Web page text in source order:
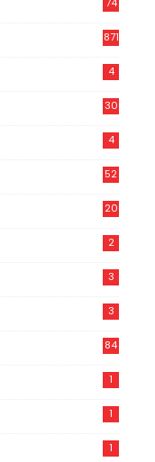
871
4
30
4
52
20
2
3
3
84
1
1
1